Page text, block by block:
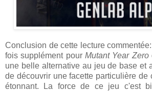
Conclusion de cette lecture commentée:
fois supplément pour Mutant Year Zero
une belle alternative au jeu de base et
de découvrir une facette particulière de
étonnant. La force de ce jeu c'est